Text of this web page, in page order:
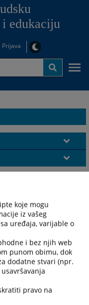
edukaciju
Prijava
koje mogu
iz vašeg
uređaja, varijable o
i bez njih web
punom obimu, dok
dodatne stvari (npr.
pravo na